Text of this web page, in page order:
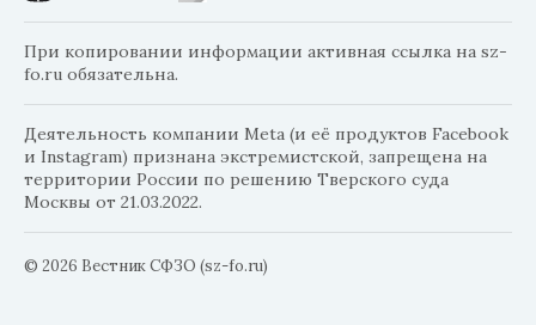
При копировании информации активная ссылка на sz-
fo.ru обязательна.
Деятельность компании Meta (и её продуктов Facebook
и Instagram) признана экстремистской, запрещена на
территории России по решению Тверского суда
Москвы от 21.03.2022.
© 2026 Вестник СФЗО (sz-fo.ru)